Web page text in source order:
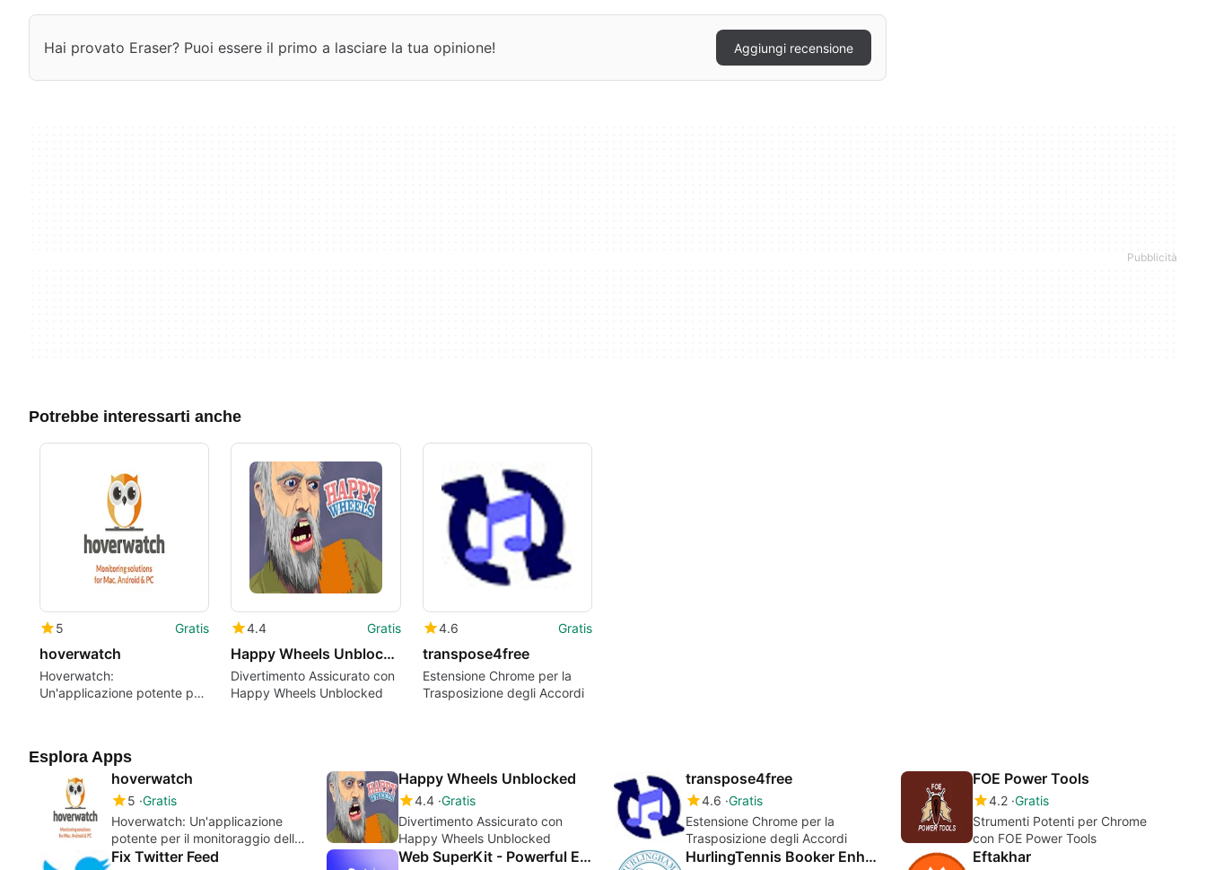
Hai provato Eraser? Puoi essere il primo a lasciare la tua opinione! Aggiungi recensione
Potrebbe interessarti anche
5 Gratis
hoverwatch
Hoverwatch:
Un'applicazione potente per
4.4 Gratis
Happy Wheels Unblocked
Divertimento Assicurato con
Happy Wheels Unblocked
4.6 Gratis
transpose4free
Estensione Chrome per la
Trasposizione degli Accordi
Esplora Apps
hoverwatch
5 Gratis
Hoverwatch: Un'applicazione
potente per il monitoraggio delle
attività su telefoni e PC.
Happy Wheels Unblocked
4.4 Gratis
Divertimento Assicurato con
Happy Wheels Unblocked
transpose4free
4.6 Gratis
Estensione Chrome per la
Trasposizione degli Accordi
FOE Power Tools
4.2 Gratis
Strumenti Potenti per Chrome
con FOE Power Tools
Fix Twitter Feed Web SuperKit - Powerful Extension for Everything (1MB) HurlingTennis Booker Enhancer Eftakhar